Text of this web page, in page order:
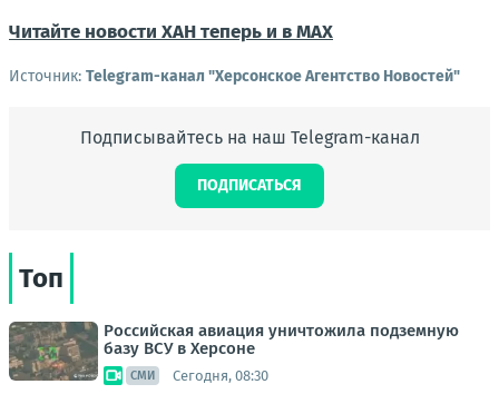
Читайте новости ХАН теперь и в MAX
Источник: Telegram-канал "Херсонское Агентство Новостей"
Подписывайтесь на наш Telegram-канал
ПОДПИСАТЬСЯ
Топ
Российская авиация уничтожила подземную
базу ВСУ в Херсоне
СМИ Сегодня, 08:30